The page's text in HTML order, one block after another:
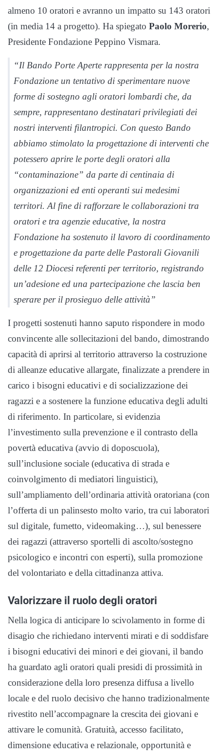
almeno 10 oratori e avranno un impatto su 143 oratori
(in media 14 a progetto). Ha spiegato Paolo Morerio,
Presidente Fondazione Peppino Vismara.
“Il Bando Porte Aperte rappresenta per la nostra
Fondazione un tentativo di sperimentare nuove
forme di sostegno agli oratori lombardi che, da
sempre, rappresentano destinatari privilegiati dei
nostri interventi filantropici. Con questo Bando
abbiamo stimolato la progettazione di interventi che
potessero aprire le porte degli oratori alla
“contaminazione” da parte di centinaia di
organizzazioni ed enti operanti sui medesimi
territori. Al fine di rafforzare le collaborazioni tra
oratori e tra agenzie educative, la nostra
Fondazione ha sostenuto il lavoro di coordinamento
e progettazione da parte delle Pastorali Giovanili
delle 12 Diocesi referenti per territorio, registrando
un’adesione ed una partecipazione che lascia ben
sperare per il prosieguo delle attività”
I progetti sostenuti hanno saputo rispondere in modo
convincente alle sollecitazioni del bando, dimostrando
capacità di aprirsi al territorio attraverso la costruzione
di alleanze educative allargate, finalizzate a prendere in
carico i bisogni educativi e di socializzazione dei
ragazzi e a sostenere la funzione educativa degli adulti
di riferimento. In particolare, si evidenzia
l’investimento sulla prevenzione e il contrasto della
povertà educativa (avvio di doposcuola),
sull’inclusione sociale (educativa di strada e
coinvolgimento di mediatori linguistici),
sull’ampliamento dell’ordinaria attività oratoriana (con
l’offerta di un palinsesto molto vario, tra cui laboratori
sul digitale, fumetto, videomaking…), sul benessere
dei ragazzi (attraverso sportelli di ascolto/sostegno
psicologico e incontri con esperti), sulla promozione
del volontariato e della cittadinanza attiva.
Valorizzare il ruolo degli oratori
Nella logica di anticipare lo scivolamento in forme di
disagio che richiedano interventi mirati e di soddisfare
i bisogni educativi dei minori e dei giovani, il bando
ha guardato agli oratori quali presidi di prossimità in
considerazione della loro presenza diffusa a livello
locale e del ruolo decisivo che hanno tradizionalmente
rivestito nell’accompagnare la crescita dei giovani e
attivare le comunità. Gratuità, accesso facilitato,
dimensione educativa e relazionale, opportunità e